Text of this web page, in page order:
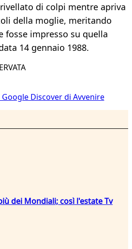
di colpi mentre apriva
della moglie, meritando
fosse impresso su quella
14 gennaio 1988.
Discover di Avvenire
dei Mondiali; così l'estate Tv